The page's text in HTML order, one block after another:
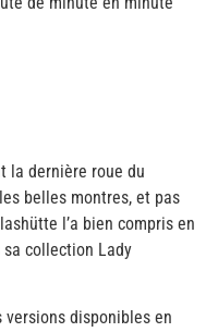
la dernière roue du
belles montres, et pas
l’a bien compris en
collection Lady
disponibles en